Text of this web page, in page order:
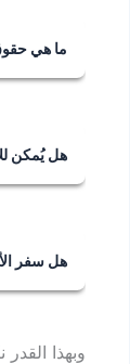
ما هي
2. عدم السفر بالمحضون دون إذن خطي منه.
هل يُمكن
هل سفر
وبهذا